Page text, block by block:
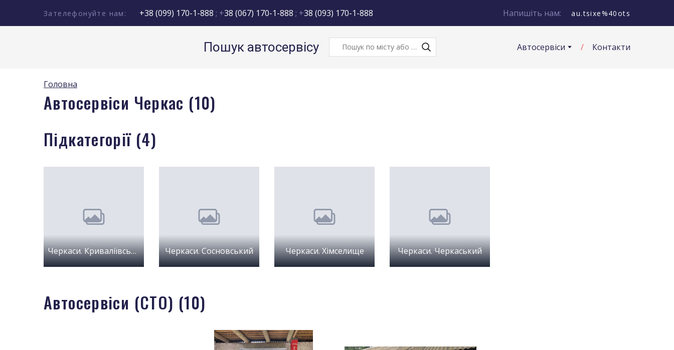
Зателефонуйте нам: +38 (099) 170-1-888 ; +38 (067) 170-1-888 ; +38 (093) 170-1-888 Напишіть нам: au.tsixe%40ots
Пошук автосервісу Автосервіси Контакти
Головна
Автосервіси Черкас (10)
Підкатегорії (4)
Черкаси. Криваліївський Черкаси. Сосновський Черкаси. Хімселище Черкаси. Черкаський
Автосервіси (СТО) (10)